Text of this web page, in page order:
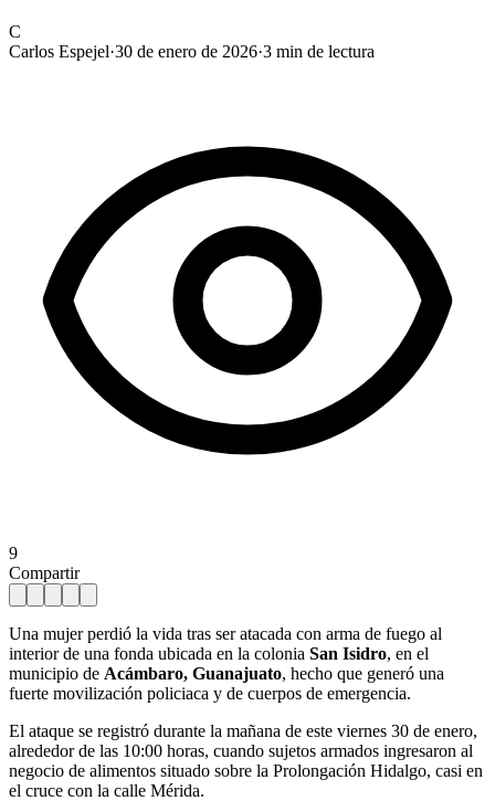
C
Carlos Espejel·30 de enero de 2026·3 min de lectura
9
Compartir
Una mujer perdió la vida tras ser atacada con arma de fuego al
interior de una fonda ubicada en la colonia San Isidro, en el
municipio de Acámbaro, Guanajuato, hecho que generó una
fuerte movilización policiaca y de cuerpos de emergencia.
El ataque se registró durante la mañana de este viernes 30 de enero,
alrededor de las 10:00 horas, cuando sujetos armados ingresaron al
negocio de alimentos situado sobre la Prolongación Hidalgo, casi en
el cruce con la calle Mérida.